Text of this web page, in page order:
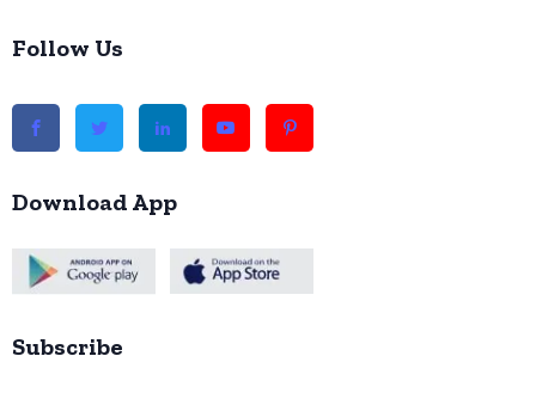
Follow Us
Download App
Subscribe